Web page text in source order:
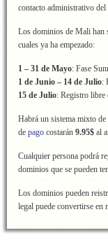
contacto administrativo
Los dominios de Mali han
cuales ya ha empezado:
1 – 31 de Mayo: Fase
1 de Junio – 14 de Julio:
15 de Julio: Registro libre
Habrá un sistema mixto
de pago costarán 9.95$ al
Cualquier persona podrá
dominios que se pueden
Los dominios pueden
legal puede convertirse